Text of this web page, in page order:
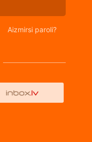
Aizmirsi paroli?